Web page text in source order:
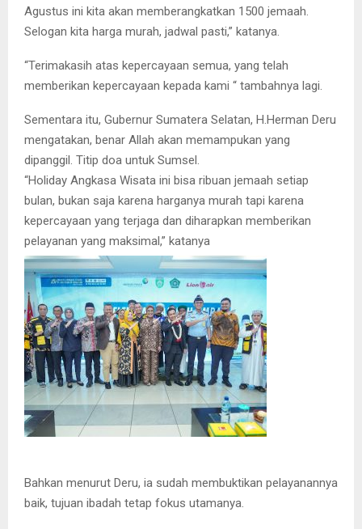
Agustus ini kita akan memberangkatkan 1500 jemaah.
Selogan kita harga murah, jadwal pasti,” katanya.
“Terimakasih atas kepercayaan semua, yang telah
memberikan kepercayaan kepada kami “ tambahnya lagi.
Sementara itu, Gubernur Sumatera Selatan, H.Herman Deru
mengatakan, benar Allah akan memampukan yang
dipanggil. Titip doa untuk Sumsel.
“Holiday Angkasa Wisata ini bisa ribuan jemaah setiap
bulan, bukan saja karena harganya murah tapi karena
kepercayaan yang terjaga dan diharapkan memberikan
pelayanan yang maksimal,” katanya
Bahkan menurut Deru, ia sudah membuktikan pelayanannya
baik, tujuan ibadah tetap fokus utamanya.